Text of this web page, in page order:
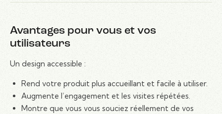
Avantages pour vous et vos
utilisateurs
Un design accessible :
Rend votre produit plus accueillant et facile à utiliser.
Augmente l’engagement et les visites répétées.
Montre que vous vous souciez réellement de vos